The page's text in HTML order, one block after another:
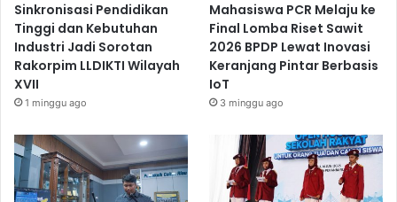
Sinkronisasi Pendidikan
Tinggi dan Kebutuhan
Industri Jadi Sorotan
Rakorpim LLDIKTI Wilayah
XVII
1 minggu ago
Mahasiswa PCR Melaju ke
Final Lomba Riset Sawit
2026 BPDP Lewat Inovasi
Keranjang Pintar Berbasis
IoT
3 minggu ago